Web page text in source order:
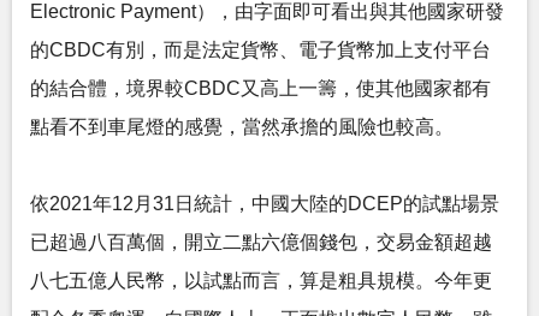
Electronic Payment），由字面即可看出與其他國家研發
的CBDC有別，而是法定貨幣、電子貨幣加上支付平台
的結合體，境界較CBDC又高上一籌，使其他國家都有
點看不到車尾燈的感覺，當然承擔的風險也較高。
依2021年12月31日統計，中國大陸的DCEP的試點場景
已超過八百萬個，開立二點六億個錢包，交易金額超越
八七五億人民幣，以試點而言，算是粗具規模。今年更